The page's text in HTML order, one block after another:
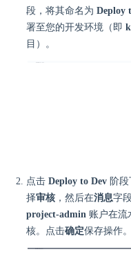
段，将其命名为 Deploy
署至您的开发环境（即
目）。
点击 Deploy to Dev 阶
择审核 ，然后在消息字
project-admin 账户在流
核。点击确定保存操作。